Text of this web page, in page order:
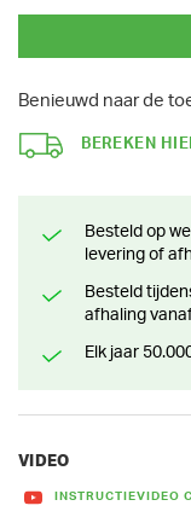
Benieuwd naar de
BEREKEN
Besteld op weekdagen voor 13 uur? Klaar voor
levering of
Besteld tijdens het weekend? Klaar voor levering of
afhaling
Elk jaar
VIDEO
INSTRUCTIEVIDEO